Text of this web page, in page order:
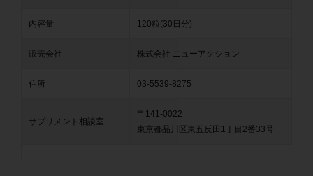
内容量 120粒(30日分)
販売会社 株式会社 ニューアクション
住所 03-5539-8275
サプリメント相談室
〒141-0022
東京都品川区東五反田1丁目2番33号